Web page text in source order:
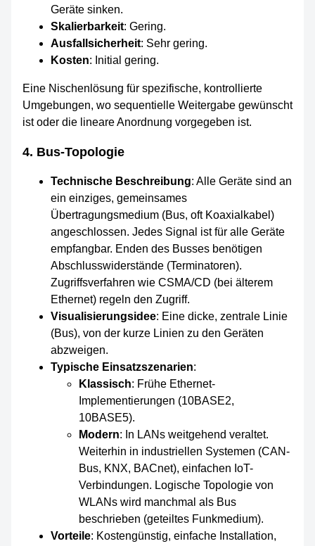
Geräte sinken.
Skalierbarkeit: Gering.
Ausfallsicherheit: Sehr gering.
Kosten: Initial gering.
Eine Nischenlösung für spezifische, kontrollierte
Umgebungen, wo sequentielle Weitergabe gewünscht
ist oder die lineare Anordnung vorgegeben ist.
4. Bus-Topologie
Technische Beschreibung: Alle Geräte sind an
ein einziges, gemeinsames
Übertragungsmedium (Bus, oft Koaxialkabel)
angeschlossen. Jedes Signal ist für alle Geräte
empfangbar. Enden des Busses benötigen
Abschlusswiderstände (Terminatoren).
Zugriffsverfahren wie CSMA/CD (bei älterem
Ethernet) regeln den Zugriff.
Visualisierungsidee: Eine dicke, zentrale Linie
(Bus), von der kurze Linien zu den Geräten
abzweigen.
Typische Einsatzszenarien:
Klassisch: Frühe Ethernet-
Implementierungen (10BASE2,
10BASE5).
Modern: In LANs weitgehend veraltet.
Weiterhin in industriellen Systemen (CAN-
Bus, KNX, BACnet), einfachen IoT-
Verbindungen. Logische Topologie von
WLANs wird manchmal als Bus
beschrieben (geteiltes Funkmedium).
Vorteile: Kostengünstig, einfache Installation,